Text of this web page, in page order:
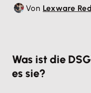
Von Lexware
Was ist die
es sie?